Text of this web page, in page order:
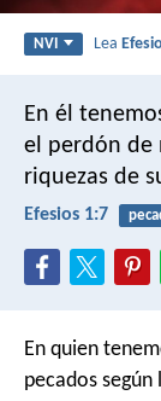
NVI Lea
En él
el perdón de
riquezas de
Efesios 1:7
En quien
pecados según